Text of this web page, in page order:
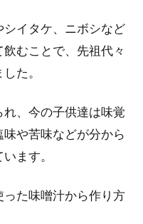
ュやホテル食パンのようなバ
味！スポンジケーキを
イタケ、ニボシなど
むことで、先祖代々
た。
、今の子供達は味覚
や苦味などが分から
ます。
た味噌汁から作り方